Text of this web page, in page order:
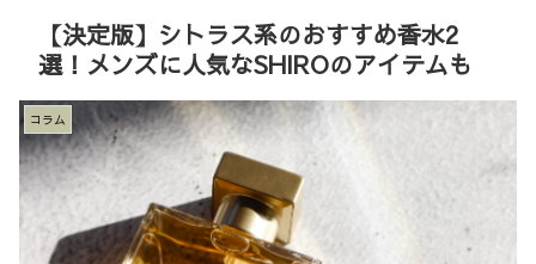
【決定版】シトラス系のおすすめ香水2
選！メンズに人気なSHIROのアイテムも
コラム